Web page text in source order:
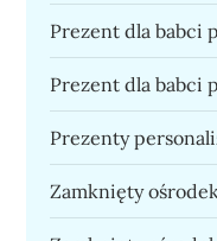
Prezent dla babci
Prezent dla babci
Prezenty
Zamknięty